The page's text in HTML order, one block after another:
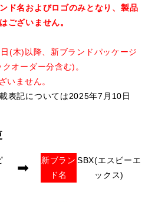
ド名およびロゴのみとなり、製品
ございません。
(木)以降、新ブランドパッケージ
オーダー分含む)。
いません。
表記については2025年7月10日
➡
新ブラン
ド名
SBX(エスビーエ
ックス)